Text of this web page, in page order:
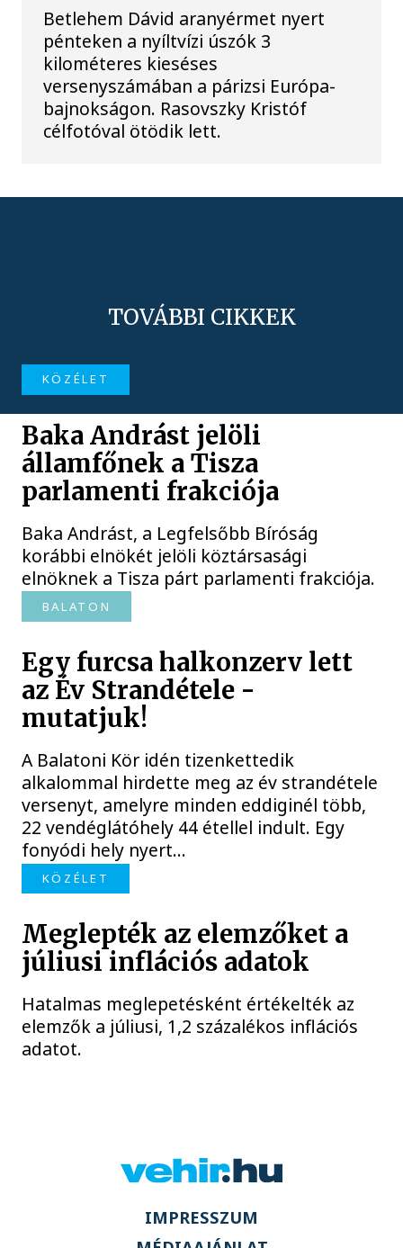
Betlehem Dávid aranyérmet nyert
pénteken a nyíltvízi úszók 3
kilométeres kieséses
versenyszámában a párizsi Európa-
bajnokságon. Rasovszky Kristóf
célfotóval ötödik lett.
TOVÁBBI CIKKEK
KÖZÉLET
Baka Andrást jelöli
államfőnek a Tisza
parlamenti frakciója
Baka Andrást, a Legfelsőbb Bíróság
korábbi elnökét jelöli köztársasági
elnöknek a Tisza párt parlamenti frakciója.
BALATON
Egy furcsa halkonzerv lett
az Év Strandétele -
mutatjuk!
A Balatoni Kör idén tizenkettedik
alkalommal hirdette meg az év strandétele
versenyt, amelyre minden eddiginél több,
22 vendéglátóhely 44 étellel indult. Egy
fonyódi hely nyert...
KÖZÉLET
Meglepték az elemzőket a
júliusi inflációs adatok
Hatalmas meglepetésként értékelték az
elemzők a júliusi, 1,2 százalékos inflációs
adatot.
IMPRESSZUM